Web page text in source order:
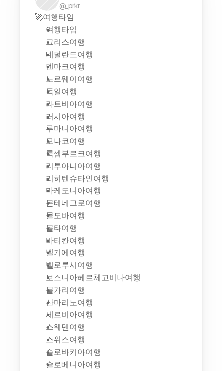
@_prkr
🚀여행타임
여행타임
그리스여행
네덜란드여행
덴마크여행
노르웨이여행
독일여행
라트비아여행
러시아여행
루마니아여행
모나코여행
룩셈부르크여행
리투아니아여행
리히텐슈타인여행
마케도니아여행
몬테네그로여행
몰도바여행
몰타여행
바티칸여행
벨기에여행
벨로루시여행
보스니아헤르체고비나여행
불가리여행
산마리노여행
세르비아여행
스웨덴여행
스위스여행
슬로바키아여행
슬로베니아여행